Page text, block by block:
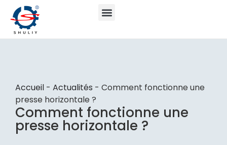
Accueil - Actualités - Comment fonctionne une
presse horizontale ?
Comment fonctionne une
presse horizontale ?